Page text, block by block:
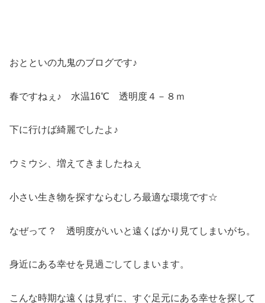
おとといの九鬼のブログです♪
春ですねぇ♪ 水温16℃ 透明度４－８ｍ
下に行けば綺麗でしたよ♪
ウミウシ、増えてきましたねぇ
小さい生き物を探すならむしろ最適な環境です☆
なぜって？ 透明度がいいと遠くばかり見てしまいがち。
身近にある幸せを見過ごしてしまいます。
こんな時期な遠くは見ずに、すぐ足元にある幸せを探して